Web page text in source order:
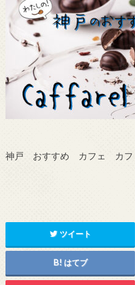
神戸 おすすめ カフェ カフ
ツイート
はてブ